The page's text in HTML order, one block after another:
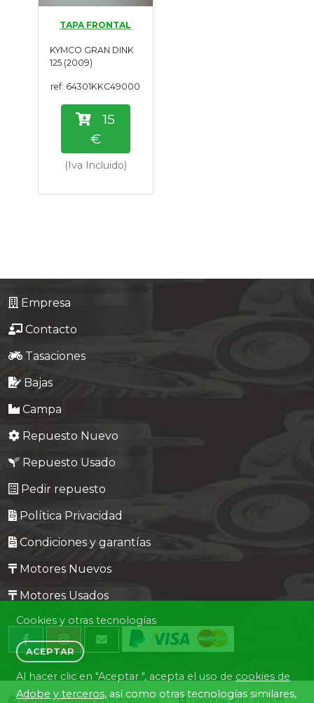
TAPA FRONTAL
KYMCO GRAN DINK
125 (2009)
ref: 64301KKC49000
15
€
(Iva Incluido)
Empresa
Contacto
Tasaciones
Bajas
Campa
Repuesto Nuevo
Repuesto Usado
Pedir repuesto
Política Privacidad
Condiciones y garantías
Motores Nuevos
Motores Usados
Central Desguaces Europiezas Desguace ID. 1505-19
Cookies y otras tecnologías
ACEPTAR
Al hacer clic en "Aceptar ", acepta el uso de cookies de
Adobe y terceros, así como otras tecnologías similares,